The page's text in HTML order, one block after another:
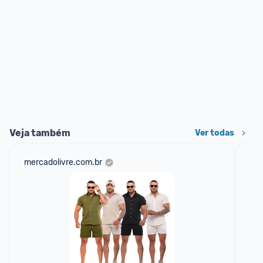
Veja também Ver todas
mercadolivre.com.br